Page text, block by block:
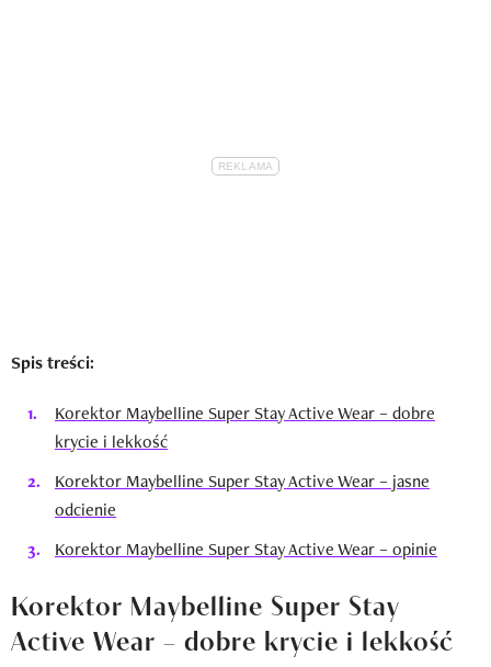
Spis treści:
Korektor Maybelline Super Stay Active Wear – dobre
krycie i lekkość
Korektor Maybelline Super Stay Active Wear – jasne
odcienie
Korektor Maybelline Super Stay Active Wear – opinie
Korektor Maybelline Super Stay
Active Wear – dobre krycie i lekkość